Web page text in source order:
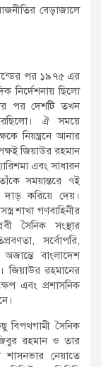
বেড়াজালে
পর ১৯৭৫ এর
নির্দেশনায় ছিলো
পর দেশটি তখন
করছিলো। ঐ সময়ে
নিয়ন্ত্রনে আনার
জিয়াউর রহমান
এবং সাধারন
সময়ান্তরে ৭ই
দাড় করিয়ে দেয়।
শাখা গণবাহিনীর
সৈনিক সংস্থার
সর্বোপরি,
বাংলাদেশ
জিয়াউর রহমানের
এবং প্রশাসনিক
বিপথগামী সৈনিক
রহমান ও তার
শাসনভার নেয়াতে